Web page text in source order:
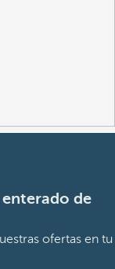
de
ofertas en tu